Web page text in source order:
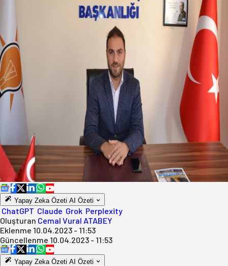
Yapay Zeka Özeti AI Özeti
ChatGPT Claude Grok Perplexity
Oluşturan Cemal Vural ATABEY
Eklenme 10.04.2023 - 11:53
Güncellenme 10.04.2023 - 11:53
Yapay Zeka Özeti AI Özeti